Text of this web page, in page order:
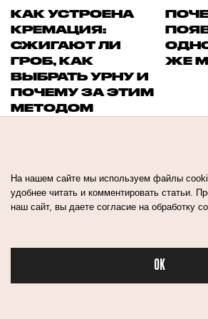
Бьюти в
КАК УСТРОЕНА
КРЕМАЦИЯ:
СЖИГАЮТ ЛИ
ГРОБ, КАК
ВЫБРАТЬ УРНУ И
ПОЧЕМУ ЗА ЭТИМ
МЕТОДОМ
ЖЕ
На нашем сайте мы используем файлы
удобнее читать и комментировать статьи.
наш сайт, вы даете согласие на обработку
OK